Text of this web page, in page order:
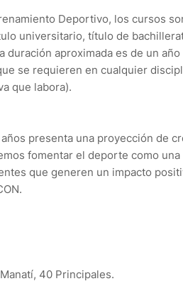
Deportivo, los cursos
universitario, título de
aproximada es de un
se requieren en cualquier
que labora).
presenta una proyección de
fomentar el deporte como
que generen un impacto
40 Principales.